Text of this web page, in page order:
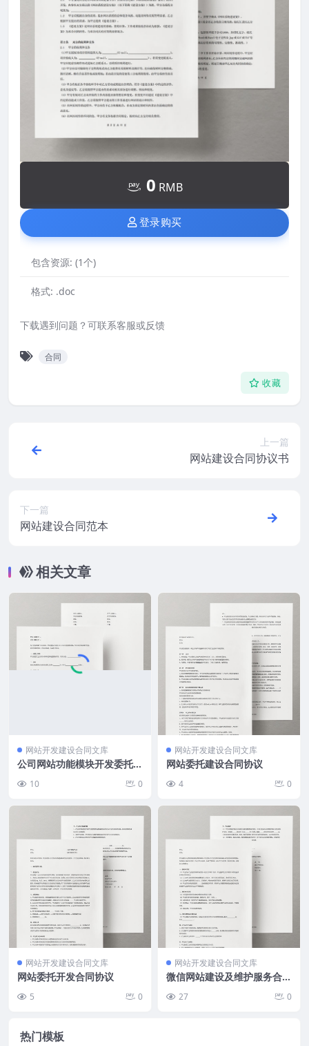
0 RMB
登录购买
包含资源: (1个)
格式: .doc
下载遇到问题？可联系客服或反馈
合同
收藏
上一篇
网站建设合同协议书
下一篇
网站建设合同范本
相关文章
网站开发建设合同文库
公司网站功能模块开发委托合
10 0
网站开发建设合同文库
网站委托建设合同协议
4 0
网站开发建设合同文库
网站委托开发合同协议
5 0
网站开发建设合同文库
微信网站建设及维护服务合同
27 0
热门模板